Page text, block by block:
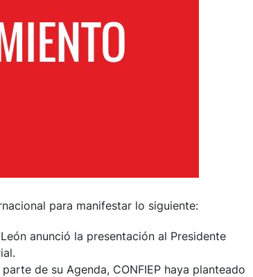
para manifestar lo siguiente:
anunció la presentación al Presidente
de su Agenda, CONFIEP haya planteado